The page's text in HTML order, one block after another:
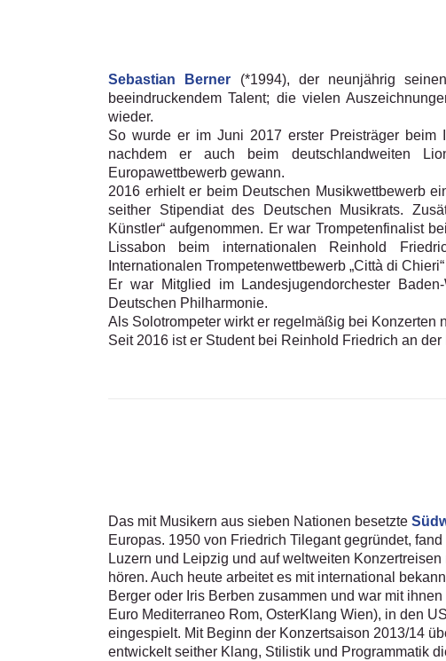
Sebastian Berner (*1994), der neunjährig
beeindruckendem Talent; die vielen
wieder.
So wurde er im Juni 2017 erster Preisträger beim
nachdem er auch beim deutschlandweiten
Europawettbewerb gewann.
2016 erhielt er beim Deutschen Musikwettbewerb
seither Stipendiat des Deutschen Musikrats.
Künstler“ aufgenommen. Er war Trompetenfinalist
Lissabon beim internationalen Reinhold
Internationalen Trompetenwettbewerb „Città di
Er war Mitglied im Landesjugendorchester
Deutschen Philharmonie.
Als Solotrompeter wirkt er regelmäßig bei Konzerten
Seit 2016 ist er Student bei Reinhold Friedrich an
Das mit Musikern aus sieben Nationen besetzte
Europas. 1950 von Friedrich Tilegant gegründet,
Luzern und Leipzig und auf weltweiten
hören. Auch heute arbeitet es mit international
Berger oder Iris Berben zusammen und war mit
Euro Mediterraneo Rom, OsterKlang Wien), in den
eingespielt. Mit Beginn der Konzertsaison 2013/14
entwickelt seither Klang, Stilistik und Programmatik